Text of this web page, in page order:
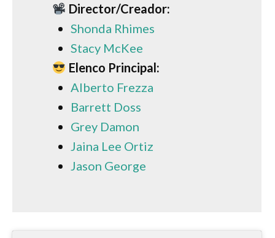
Director/Creador:
Shonda Rhimes
Stacy McKee
Elenco Principal:
Alberto Frezza
Barrett Doss
Grey Damon
Jaina Lee Ortiz
Jason George